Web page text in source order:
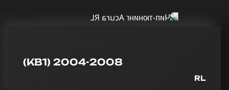
(KB1) 2004-2008
RL